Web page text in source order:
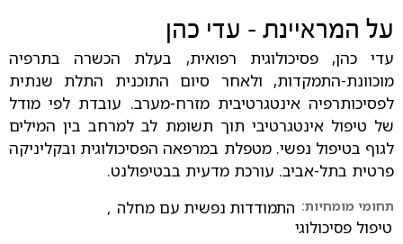
על המראיינת - עדי כהן
עדי כהן, פסיכולוגית רפואית, בעלת הכשרה בתרפיה
מוכוונת-התמקדות, ולאחר סיום התוכנית התלת שנתית
לפסיכותרפיה אינטגרטיבית מזרח-מערב. עובדת לפי מודל
של טיפול אינטגרטיבי תוך תשומת לב למרחב בין המילים
לגוף בטיפול נפשי. מטפלת במרפאה הפסיכולוגית ובקליניקה
פרטית בתל-אביב. עורכת מדעית בבטיפולנט.
תחומי מומחיות: התמודדות נפשית עם מחלה ,
טיפול פסיכולוגי